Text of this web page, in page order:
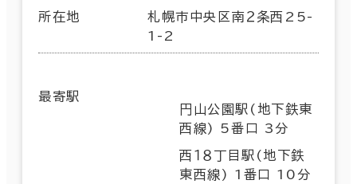
所在地
札幌市中央区南２条西25-
1-2
最寄駅
円山公園駅(地下鉄東
西線) 5番口 3分
西１８丁目駅(地下鉄
東西線) 1番口 10分